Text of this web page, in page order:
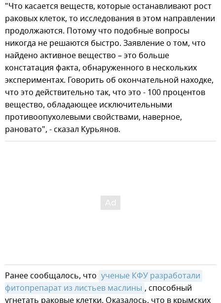
"Что касается веществ, которые останавливают рост
раковых клеток, то исследования в этом направлении
продолжаются. Потому что подобные вопросы
никогда не решаются быстро. Заявление о том, что
найдено активное вещество – это больше
констатация факта, обнаруженного в нескольких
экспериментах. Говорить об окончательной находке,
что это действительно так, что это - 100 процентов
вещество, обладающее исключительными
противоопухолевыми свойствами, наверное,
рановато", - сказал Курьянов.
Ранее сообщалось, что ученые КФУ разработали
фитопрепарат из листьев маслины , способный